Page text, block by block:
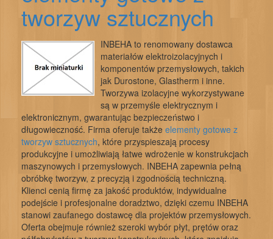
tworzyw sztucznych
INBEHA to renomowany dostawca
materiałów elektroizolacyjnych i
komponentów przemysłowych, takich
jak Durostone, Glastherm i inne.
Tworzywa izolacyjne wykorzystywane
są w przemyśle elektrycznym i
elektronicznym, gwarantując bezpieczeństwo i
długowieczność. Firma oferuje także elementy gotowe z
tworzyw sztucznych, które przyspieszają procesy
produkcyjne i umożliwiają łatwe wdrożenie w konstrukcjach
maszynowych i przemysłowych. INBEHA zapewnia pełną
obróbkę tworzyw, z precyzją i zgodnością techniczną.
Klienci cenią firmę za jakość produktów, indywidualne
podejście i profesjonalne doradztwo, dzięki czemu INBEHA
stanowi zaufanego dostawcę dla projektów przemysłowych.
Oferta obejmuje również szeroki wybór płyt, prętów oraz